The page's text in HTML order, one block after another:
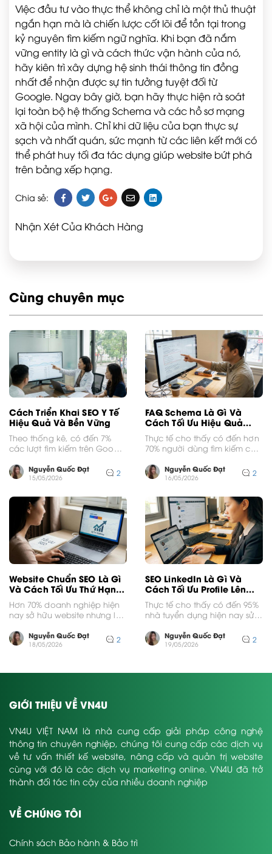
Việc đầu tư vào thực thể không chỉ là một thủ thuật
ngắn hạn mà là chiến lược cốt lõi để tồn tại trong
kỷ nguyên tìm kiếm ngữ nghĩa. Khi bạn đã nắm
vững entity là gì và cách thức vận hành của nó,
hãy kiên trì xây dựng hệ sinh thái thông tin đồng
nhất để nhận được sự tin tưởng tuyệt đối từ
Google. Ngay bây giờ, bạn hãy thực hiện rà soát
lại toàn bộ hệ thống Schema và các hồ sơ mạng
xã hội của mình. Chỉ khi dữ liệu của bạn thực sự
sạch và nhất quán, sức mạnh từ các liên kết mới có
thể phát huy tối đa tác dụng giúp website bứt phá
trên bảng xếp hạng.
Chia sẻ:
Nhận Xét Của Khách Hàng
Cùng chuyên mục
Cách Triển Khai SEO Y Tế
Hiệu Quả Và Bền Vững
Theo thống kê, có đến 7%
các lượt tìm kiếm trên Google
sức...Nguyễn Quốc Đạt
15/05/2026 2
FAQ Schema Là Gì Và
Cách Tối Ưu Hiệu Quả
Cho SEO
Thực tế cho thấy có đến hơn
70% người dùng tìm kiếm câu
Nguyễn Quốc Đạt
16/05/2026 2
Website Chuẩn SEO Là Gì
Và Cách Tối Ưu Thứ Hạng
Nhanh
Hơn 70% doanh nghiệp hiện
nay sở hữu website nhưng lại
hàng mục...
Nguyễn Quốc Đạt
18/05/2026 2
SEO LinkedIn Là Gì Và
Cách Tối Ưu Profile Lên
Top Đầu
Thực tế cho thấy có đến 95%
nhà tuyển dụng hiện nay sử
Nguyễn Quốc Đạt
19/05/2026 2
GIỚI THIỆU VỀ VN4U
VN4U VIỆT NAM là nhà cung cấp giải pháp công nghệ
thông tin chuyên nghiệp, chúng tôi cung cấp các dịch vụ
về tư vấn thiết kế website, nâng cấp và quản trị website
cùng với đó là các dịch vụ marketing online. VN4U đã trở
thành đối tác tin cậy của nhiều doanh nghiệp
VỀ CHÚNG TÔI
Chính sách Bảo hành & Bảo trì